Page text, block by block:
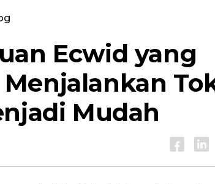
Ecwid yang
Mudah